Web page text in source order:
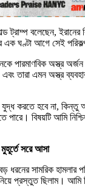
ট্রাম্প বলেছেন,
এক ঘণ্টা আগে সেই
পারমাণবিক অস্ত্র
তারা এমন অস্ত্র
করতে হবে না, কিন্তু
বিষয়টি আমি
সরে আসা
ধরনের সামরিক হামলার
প্রস্তুত ছিলাম। আমি